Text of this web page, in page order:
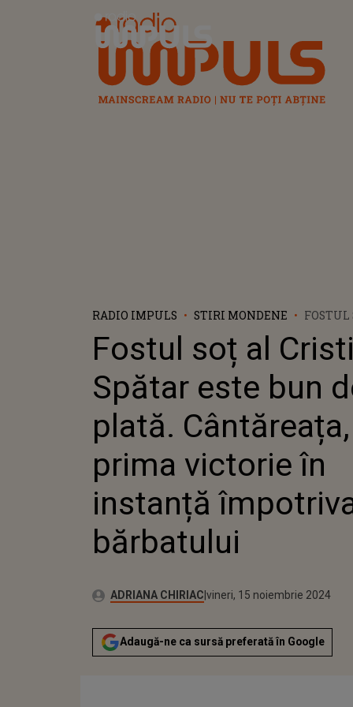
Radio Impuls
RADIO IMPULS STIRI MONDENE
FOSTUL
ESTE
Fostul soț al
Spătar este bun
plată. Cântăreața,
prima victorie în
instanță
bărbatului
Autor:ADRIANA CHIRIACPublicat:
miercuri, 15 noiembrie 2023
Actualizat:
vineri, 15 noiembrie 2024
Adaugă-ne ca sursă preferată în Google